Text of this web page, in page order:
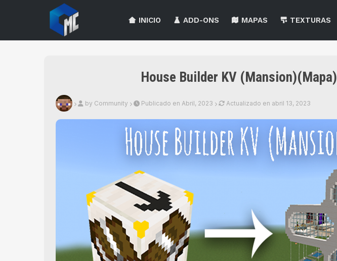
INICIO ADD-ONS MAPAS TEXTURAS
House Builder KV (Mansion)(Mapa)
by Community Publicado en Abril, 2023 Actualizado en abril 13, 2023